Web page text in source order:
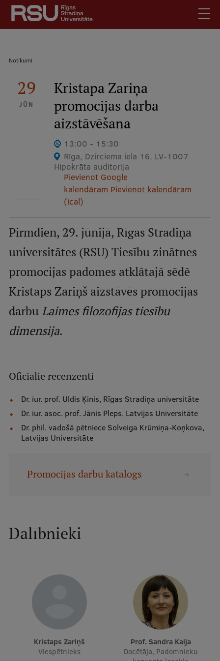
Pārlekt
galveno
saturu
Latviski
Meklēt Mobile
augšējā
izvēlne
Skolēniem
Studentiem
Absolventiem
Darba devējiem
Mobile
galvenā
izvēlne
Studiju iespējas
Pamatstudiju programmas
Maģistra studiju programmas
Doktorantūra
Praktiska informācija
Par RSU
Studiju norises vietas
Stratēģija
Vēsture un tradīcijas
Identitāte
RSU fonds
Muzeji un ekspozīcijas
Atpakaļceļš
Notikumi
29
JŪN
Kristapa Zariņa
promocijas darba
aizstāvēšana
13:00 - 15:30
Rīga, Dzirciema iela 16, LV-1007
Hipokrāta auditorija
Pievienot Google
kalendāram Pievienot kalendāram
(ical)
Pirmdien, 29. jūnijā, Rīgas Stradiņa
universitātes (RSU) Tiesību zinātnes
promocijas padomes atklātajā sēdē
Kristaps Zariņš aizstāvēs promocijas
darbu Laimes filozofijas tiesību
dimensija.
Oficiālie recenzenti​​​​​
Dr. iur. prof. Uldis Ķinis, Rīgas Stradiņa universitāte
Dr. iur. asoc. prof. Jānis Pleps, Latvijas Universitāte
Dr. phil. vadošā pētniece Solveiga Krūmiņa-Koņkova,
Latvijas Universitāte
Promocijas darbu katalogs
Dalībnieki
Kristaps Zariņš
Viespētnieks
Prof. Sandra Kaija
Docētāja, Padomnieku